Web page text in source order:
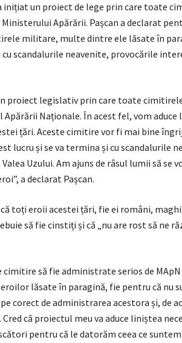
inițiat un proiect de lege prin care toate
Apărării. Pașcan a declarat
militare, multe dintre ele lăsate în
scandalurile neavenite, provocările
proiect legislativ prin care toate
Naționale. În acest fel, vom aduce
țări. Aceste cimitire vor fi mai bine
lucru și se va termina și cu scandalurile
Uzului. Am ajuns de râsul lumii să se
a declarat Pașcan.
toți eroii acestei țări, fie ei români,
să fie cinstiți și că „nu are rost să ne
să fie administrate serios de
lăsate în paragină, fie pentru că nu
corect de administrarea acestora și, de
că proiectul meu va aduce liniștea
pentru că le datorăm ceea ce